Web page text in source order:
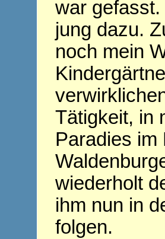
war
jung dazu.
noch mein
Tätigkeit, in
Paradies im
wiederholt
ihm nun in
folgen.